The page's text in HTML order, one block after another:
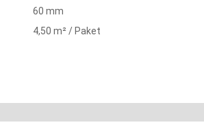
60 mm
4,50 m² / Paket